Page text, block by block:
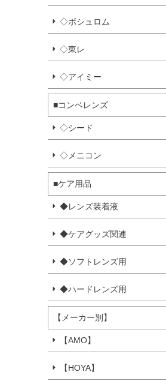
◇ボシュロム
◇東レ
◇アイミー
■コンベレンズ
◇シード
◇メニコン
■ケア用品
◆レンズ装着液
◆ケアグッズ関連
◆ソフトレンズ用
◆ハードレンズ用
【メーカー別】
【AMO】
【HOYA】